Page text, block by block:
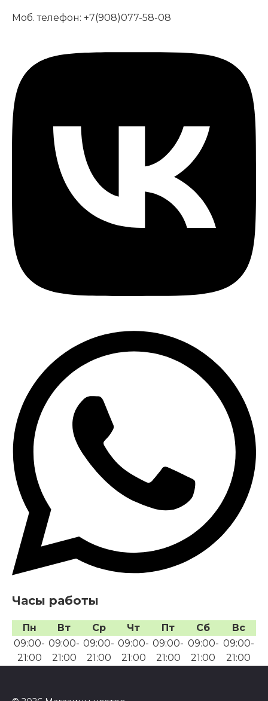
Моб. телефон: +7(908)077-58-08
Часы работы
Пн Вт Ср Чт Пт Сб
Вс
09:00-
21:00
09:00-
21:00
09:00-
21:00
09:00-
21:00
09:00-
21:00
09:00-
21:00
09:00-
21:00